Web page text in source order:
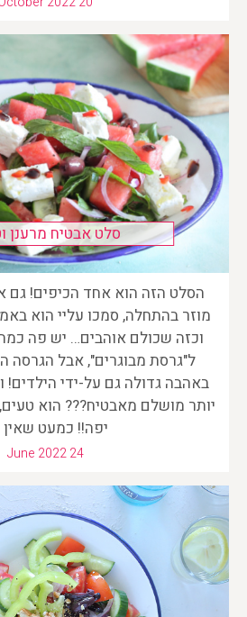
סלט אבטיח מרענן
הסלט הזה הוא אחד הכיפים! גם
מוזר בהתחלה, סמכו עליי הוא
וכזה שכולם אוהבים… יש פה
ל"גרסת מבוגרים", אבל הגרסה
באהבה גדולה גם על-ידי הילדים!
יותר מושלם מאבטיח??? הוא
יפה!! כמעט
June 2022 24